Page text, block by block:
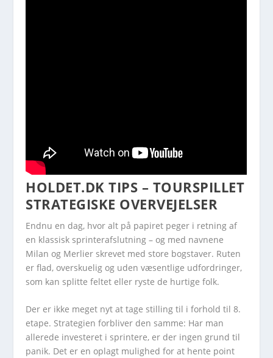
HOLDET.DK TIPS – TOURSPILLET
STRATEGISKE OVERVEJELSER
Endnu en dag, hvor alt på papiret peger i retning af
en klassisk sprinterafslutning – og med navnene
Milan og Merlier skrevet med store bogstaver. Ruten
er flad, overskuelig og uden væsentlige udfordringer,
som kan splitte feltet eller ryste de hurtige folk.
Der er ikke meget nyt at tage stilling til i forhold til 8.
etape. Strategien forbliver den samme: Har man
allerede investeret i sprintere, er der ingen grund til
panik. Det er en oplagt mulighed for at hente point